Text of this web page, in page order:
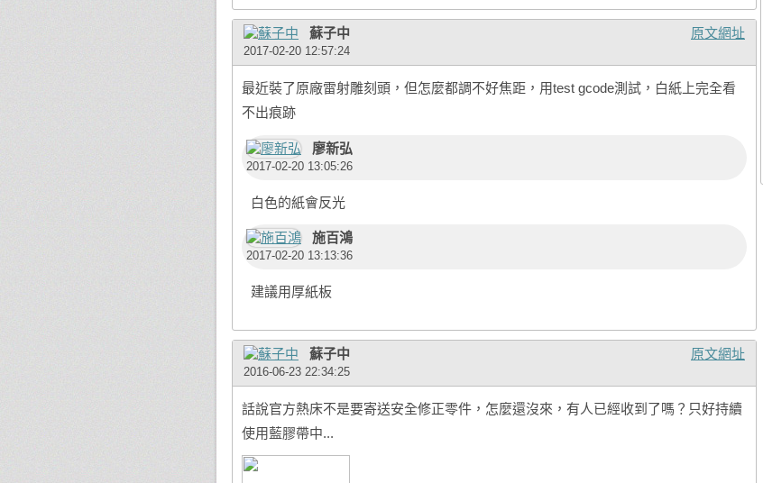
原文網址
蘇子中
2017-02-20 12:57:24
最近裝了原廠雷射雕刻頭，但怎麼都調不好焦距，用test gcode測試，白紙上完全看
不出痕跡
廖新弘
2017-02-20 13:05:26
白色的紙會反光
施百鴻
2017-02-20 13:13:36
建議用厚紙板
原文網址
蘇子中
2016-06-23 22:34:25
話說官方熱床不是要寄送安全修正零件，怎麼還沒來，有人已經收到了嗎？只好持續
使用藍膠帶中...